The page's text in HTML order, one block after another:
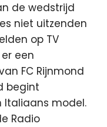
de wedstrijd
niet uitzenden
op TV
een
FC Rijnmond
begint
Italiaans model.
Radio